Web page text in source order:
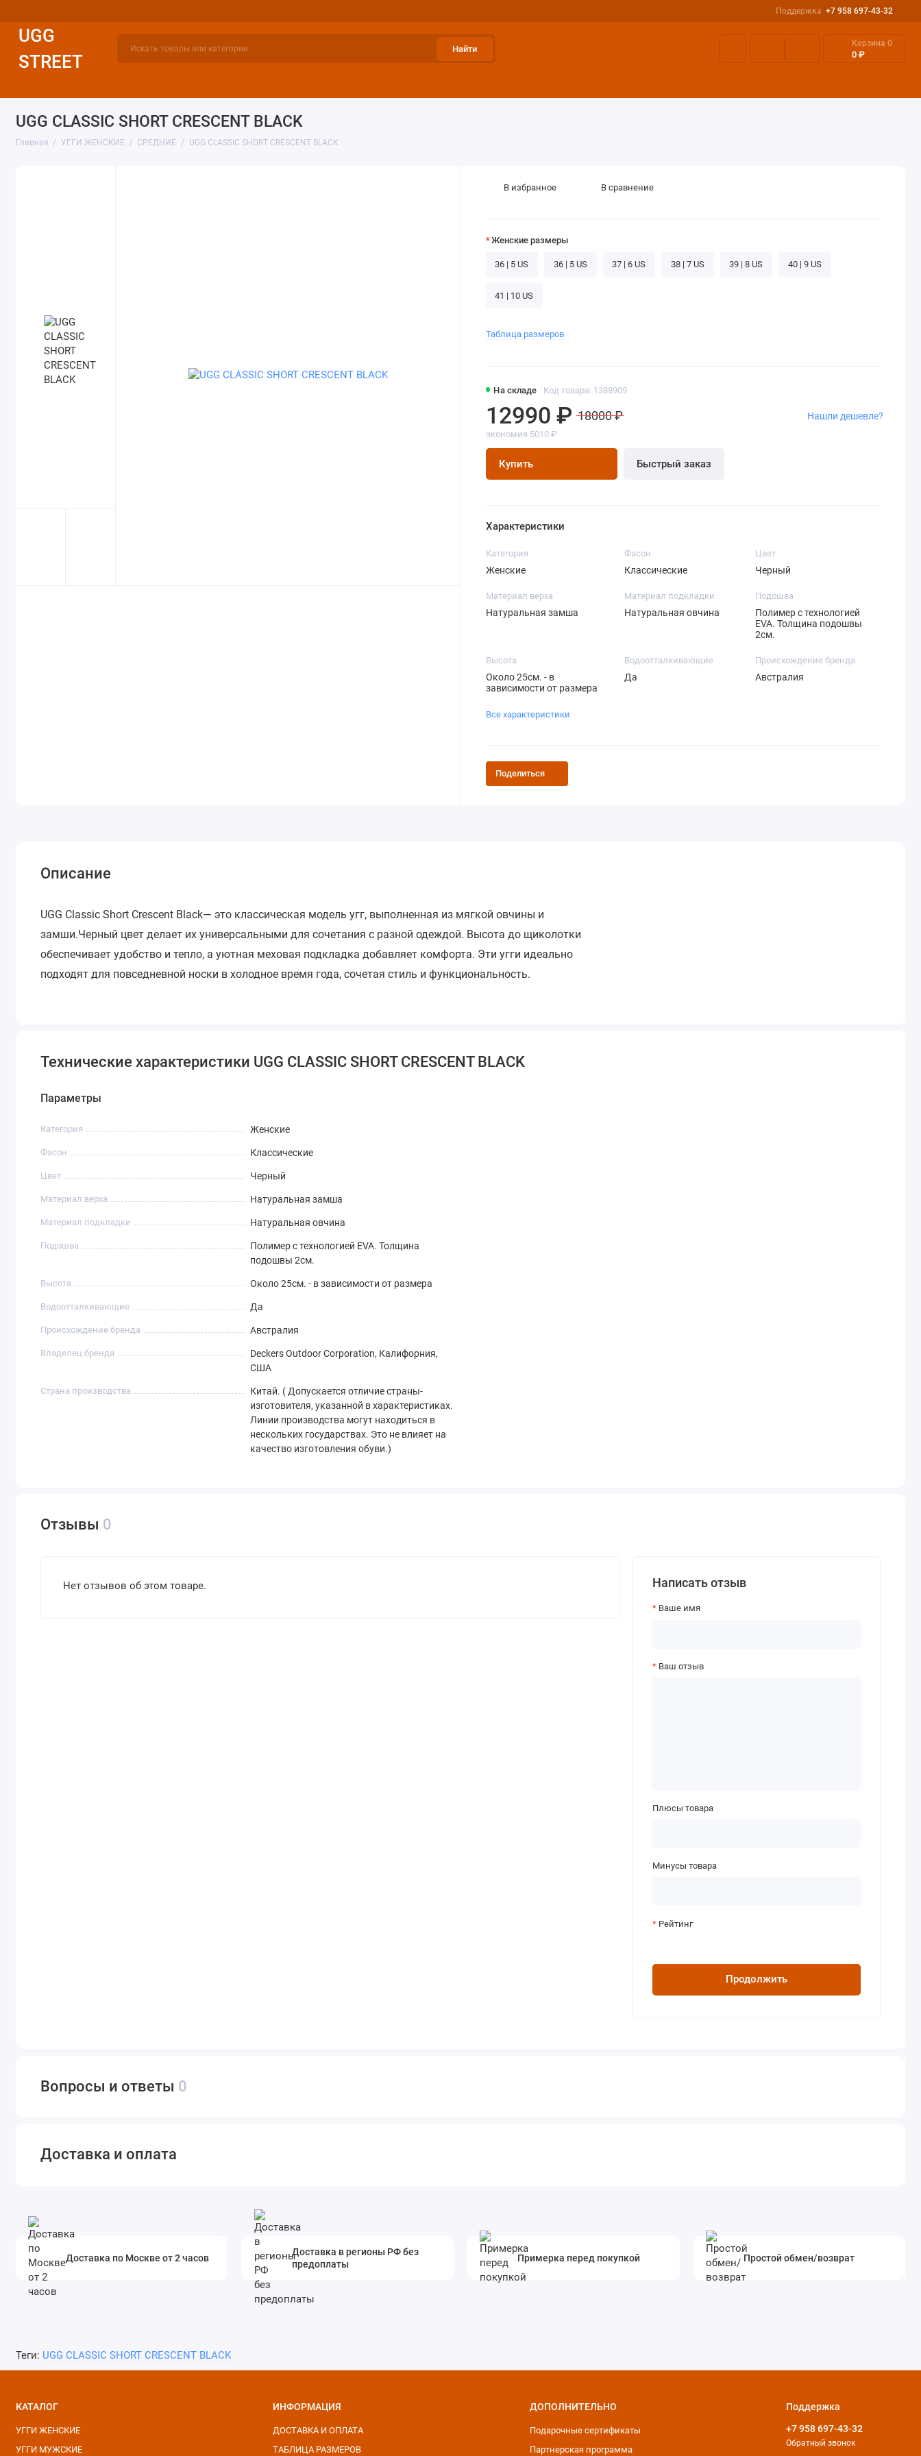
Поддержка +7 958 697-43-32
UGG
STREET
Найти
Корзина 0
0 ₽
UGG CLASSIC SHORT CRESCENT BLACK
Главная УГГИ ЖЕНСКИЕ СРЕДНИЕ UGG CLASSIC SHORT CRESCENT BLACK
На складе Код товара: 1388909
12990 ₽ 18000 ₽
экономия 5010 ₽
Купить Быстрый заказ
Нашли дешевле?
В избранное В сравнение
Женские размеры
36 | 5 US 36 | 5 US 37 | 6 US 38 | 7 US 39 | 8 US 40 | 9 US
41 | 10 US
Таблица размеров
Характеристики
Категория
Женские
Фасон
Классические
Цвет
Черный
Материал верха
Натуральная замша
Материал подкладки
Натуральная овчина
Подошва
Полимер с технологией
EVA. Толщина подошвы
2см.
Высота
Около 25см. - в
зависимости от размера
Водоотталкивающие
Да
Происхождение бренда
Австралия
Все характеристики
Поделиться
Описание
UGG Classic Short Crescent Black— это классическая модель угг, выполненная из мягкой овчины и
замши.Черный цвет делает их универсальными для сочетания с разной одеждой. Высота до щиколотки
обеспечивает удобство и тепло, а уютная меховая подкладка добавляет комфорта. Эти угги идеально
подходят для повседневной носки в холодное время года, сочетая стиль и функциональность.
Технические характеристики UGG CLASSIC SHORT CRESCENT BLACK
Параметры
Категория Женские
Фасон Классические
Цвет Черный
Материал верха Натуральная замша
Материал подкладки Натуральная овчина
Подошва
Полимер с технологией EVA. Толщина
подошвы 2см.
Высота Около 25см. - в зависимости от размера
Водоотталкивающие Да
Происхождение бренда Австралия
Владелец бренда
Deckers Outdoor Corporation, Калифорния,
США
Страна производства
Китай. ( Допускается отличие страны-
изготовителя, указанной в характеристиках.
Линии производства могут находиться в
нескольких государствах. Это не влияет на
качество изготовления обуви.)
Отзывы 0
Нет отзывов об этом товаре. Написать отзыв
Ваше имя
Ваш отзыв
Плюсы товара
Минусы товара
Рейтинг
Продолжить
Вопросы и ответы 0
Доставка и оплата
Доставка по Москве от 2 часов
Доставка в регионы РФ без
предоплаты
Примерка перед покупкой Простой обмен/возврат
Теги: UGG CLASSIC SHORT CRESCENT BLACK
КАТАЛОГ
УГГИ ЖЕНСКИЕ
УГГИ МУЖСКИЕ
ИНФОРМАЦИЯ
ДОСТАВКА И ОПЛАТА
ТАБЛИЦА РАЗМЕРОВ
ДОПОЛНИТЕЛЬНО
Подарочные сертификаты
Партнерская программа
Поддержка
+7 958 697-43-32
Обратный звонок